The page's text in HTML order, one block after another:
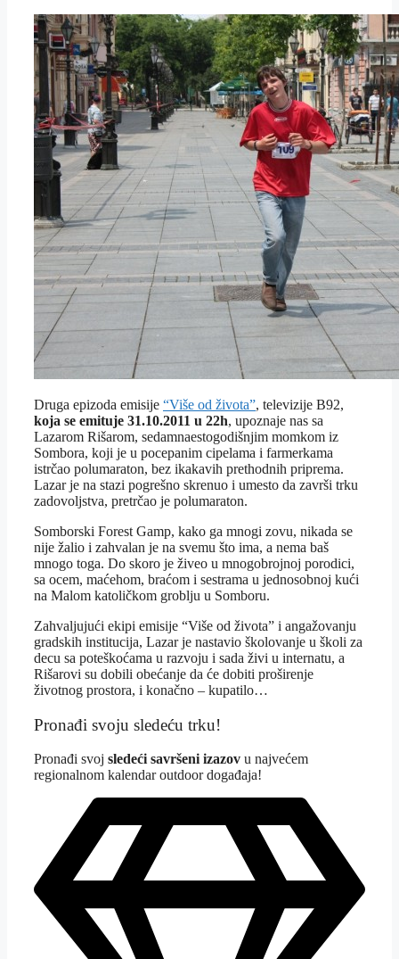
Druga epizoda emisije “Više od života”, televizije B92,
koja se emituje 31.10.2011 u 22h, upoznaje nas sa
Lazarom Rišarom, sedamnaestogodišnjim momkom iz
Sombora, koji je u pocepanim cipelama i farmerkama
istrčao polumaraton, bez ikakavih prethodnih priprema.
Lazar je na stazi pogrešno skrenuo i umesto da završi trku
zadovoljstva, pretrčao je polumaraton.
Somborski Forest Gamp, kako ga mnogi zovu, nikada se
nije žalio i zahvalan je na svemu što ima, a nema baš
mnogo toga. Do skoro je živeo u mnogobrojnoj porodici,
sa ocem, maćehom, braćom i sestrama u jednosobnoj kući
na Malom katoličkom groblju u Somboru.
Zahvaljujući ekipi emisije “Više od života” i angažovanju
gradskih institucija, Lazar je nastavio školovanje u školi za
decu sa poteškoćama u razvoju i sada živi u internatu, a
Rišarovi su dobili obećanje da će dobiti proširenje
životnog prostora, i konačno – kupatilo…
Pronađi svoju sledeću trku!
Pronađi svoj sledeći savršeni izazov u najvećem
regionalnom kalendar outdoor događaja!